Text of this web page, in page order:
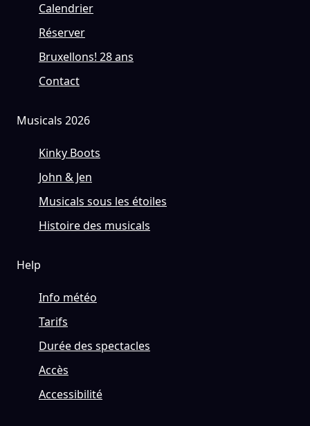
Calendrier
Réserver
Bruxellons! 28 ans
Contact
Musicals 2026
Kinky Boots
John & Jen
Musicals sous les étoiles
Histoire des musicals
Help
Info météo
Tarifs
Durée des spectacles
Accès
Accessibilité